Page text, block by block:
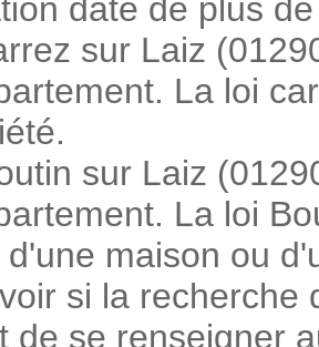
date de plus
sur Laiz
La loi
sur Laiz
La loi
d'une maison ou
si la recherche
de se renseigner